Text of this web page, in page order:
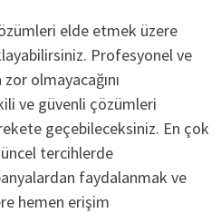
elde etmek üzere
Profesyonel ve
olmayacağını
ve güvenli çözümleri
geçebileceksiniz. En çok
tercihlerde
faydalanmak ve
hemen erişim